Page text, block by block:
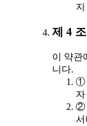
제 4
이 약관
니다.
①
자
②
서